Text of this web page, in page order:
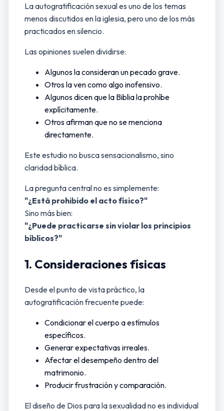
La autogratificación sexual es uno de los temas
menos discutidos en la iglesia, pero uno de los más
practicados en silencio.
Las opiniones suelen dividirse:
Algunos la consideran un pecado grave.
Otros la ven como algo inofensivo.
Algunos dicen que la Biblia la prohíbe
explícitamente.
Otros afirman que no se menciona
directamente.
Este estudio no busca sensacionalismo, sino
claridad bíblica.
La pregunta central no es simplemente:
"¿Está prohibido el acto físico?"
Sino más bien:
"¿Puede practicarse sin violar los principios
bíblicos?"
1. Consideraciones físicas
Desde el punto de vista práctico, la
autogratificación frecuente puede:
Condicionar el cuerpo a estímulos
específicos.
Generar expectativas irreales.
Afectar el desempeño dentro del
matrimonio.
Producir frustración y comparación.
El diseño de Dios para la sexualidad no es individual